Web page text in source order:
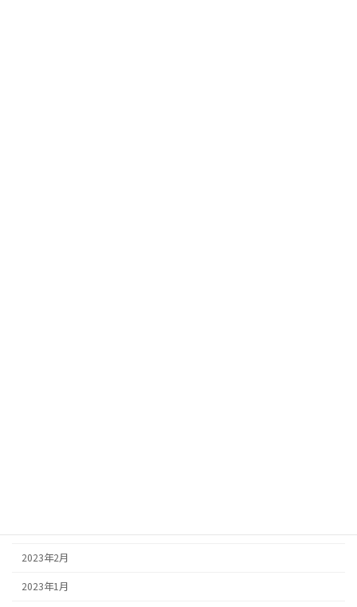
2023年2月
2023年1月